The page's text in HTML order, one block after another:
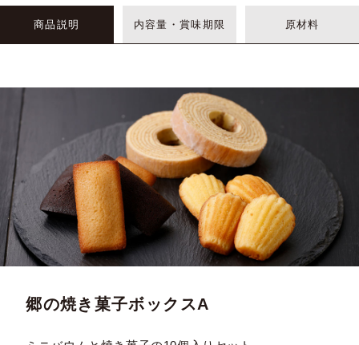
商品説明 内容量・賞味期限 原材料
郷の焼き菓子ボックスA